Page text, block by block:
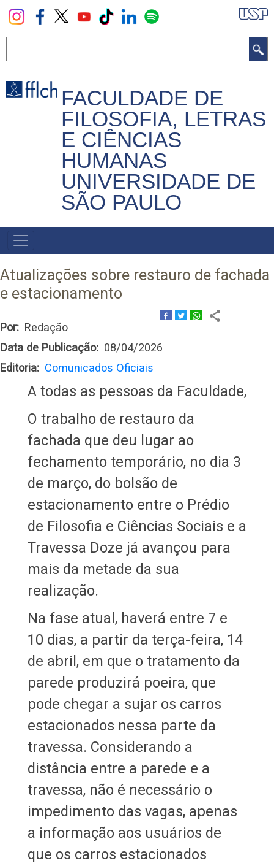
Pular
para
principal
FACULDADE DE
FILOSOFIA, LETRAS
E CIÊNCIAS
HUMANAS
UNIVERSIDADE DE
SÃO PAULO
NAVEGADOR
PRINCIPAL
Atualizações sobre restauro de fachada
e estacionamento
Por
Redação
Data de Publicação
08/04/2026
Editoria
Comunicados Oficiais
A todas as pessoas da Faculdade,
O trabalho de restauro da
fachada que deu lugar ao
fechamento temporário, no dia 3
de março, do bolsão de
estacionamento entre o Prédio
de Filosofia e Ciências Sociais e a
Travessa Doze já avançou para
mais da metade da sua
realização.
Na fase atual, haverá entre 7 e
10 dias, a partir da terça-feira, 14
de abril, em que o tratamento da
parede produzirá poeira, que
pode chegar a sujar os carros
estacionados nessa parte da
travessa. Considerando a
distância entre a parede e a
travessa, não é necessário o
impedimento das vagas, apenas
a informação aos usuários de
que os carros estacionados